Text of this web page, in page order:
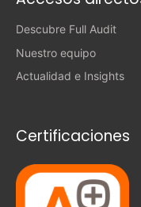
Descubre Full Audit
Nuestro equipo
Actualidad e Insights
Certificaciones